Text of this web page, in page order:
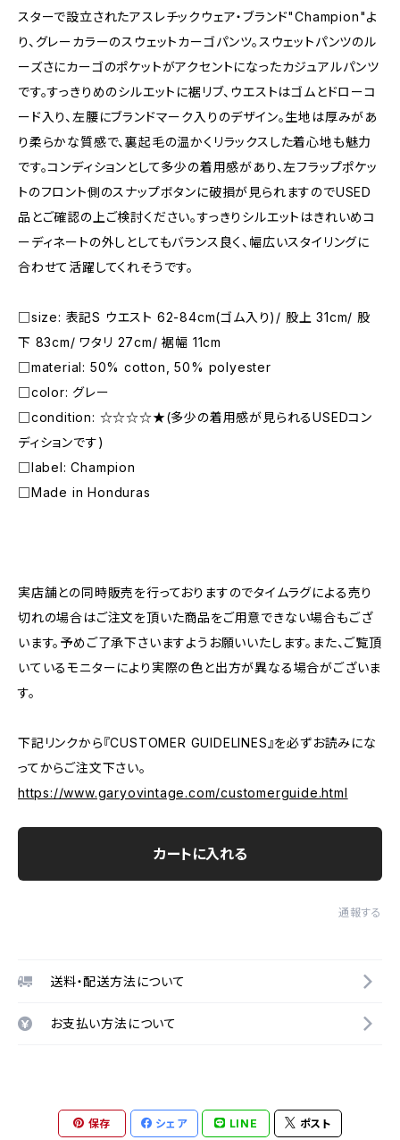
スターで設立されたアスレチックウェア・ブランド"Champion"よ
り、グレーカラーのスウェットカーゴパンツ。スウェットパンツのル
ーズさにカーゴのポケットがアクセントになったカジュアルパンツ
です。すっきりめのシルエットに裾リブ、ウエストはゴムとドローコ
ード入り、左腰にブランドマーク入りのデザイン。生地は厚みがあ
り柔らかな質感で、裏起毛の温かくリラックスした着心地も魅力
です。コンディションとして多少の着用感があり、左フラップポケッ
トのフロント側のスナップボタンに破損が見られますのでUSED
品とご確認の上ご検討ください。すっきりシルエットはきれいめコ
ーディネートの外しとしてもバランス良く、幅広いスタイリングに
合わせて活躍してくれそうです。
□size: 表記S ウエスト 62-84cm(ゴム入り)/ 股上 31cm/ 股
下 83cm/ ワタリ 27cm/ 裾幅 11cm
□material: 50% cotton, 50% polyester
□color: グレー
□condition: ☆☆☆☆★(多少の着用感が見られるUSEDコン
ディションです)
□label: Champion
□Made in Honduras
実店舗との同時販売を行っておりますのでタイムラグによる売り
切れの場合はご注文を頂いた商品をご用意できない場合もござ
います。予めご了承下さいますようお願いいたします。また、ご覧頂
いているモニターにより実際の色と出方が異なる場合がございま
す。
下記リンクから『CUSTOMER GUIDELINES』を必ずお読みにな
ってからご注文下さい。
https://www.garyovintage.com/customerguide.html
カートに入れる
通報する
送料・配送方法について
お支払い方法について
保存 シェア LINE ポスト